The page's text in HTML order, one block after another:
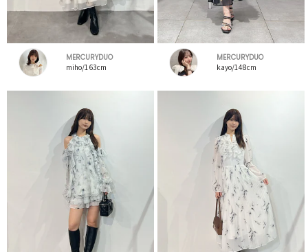
MERCURYDUO
miho/163cm
MERCURYDUO
kayo/148cm